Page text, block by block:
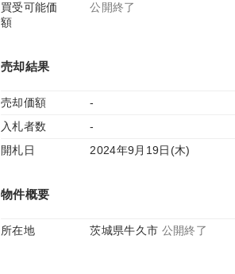
買受可能価
額
公開終了
売却結果
売却価額 -
入札者数
-
開札日
2024年9月19日(木)
物件概要
所在地 茨城県牛久市 公開終了